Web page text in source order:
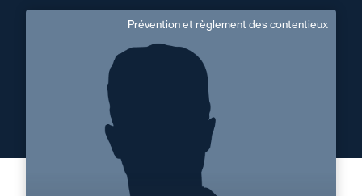
Prévention et règlement des contentieux
Bilal El Mahjoubi
Domaine d’expertises :
Prévention et règlement des contentieux
+33 4 72 85 70 00